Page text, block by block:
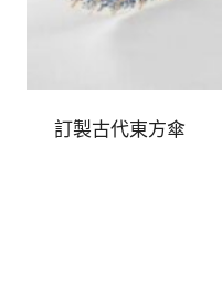
訂製古代東方傘